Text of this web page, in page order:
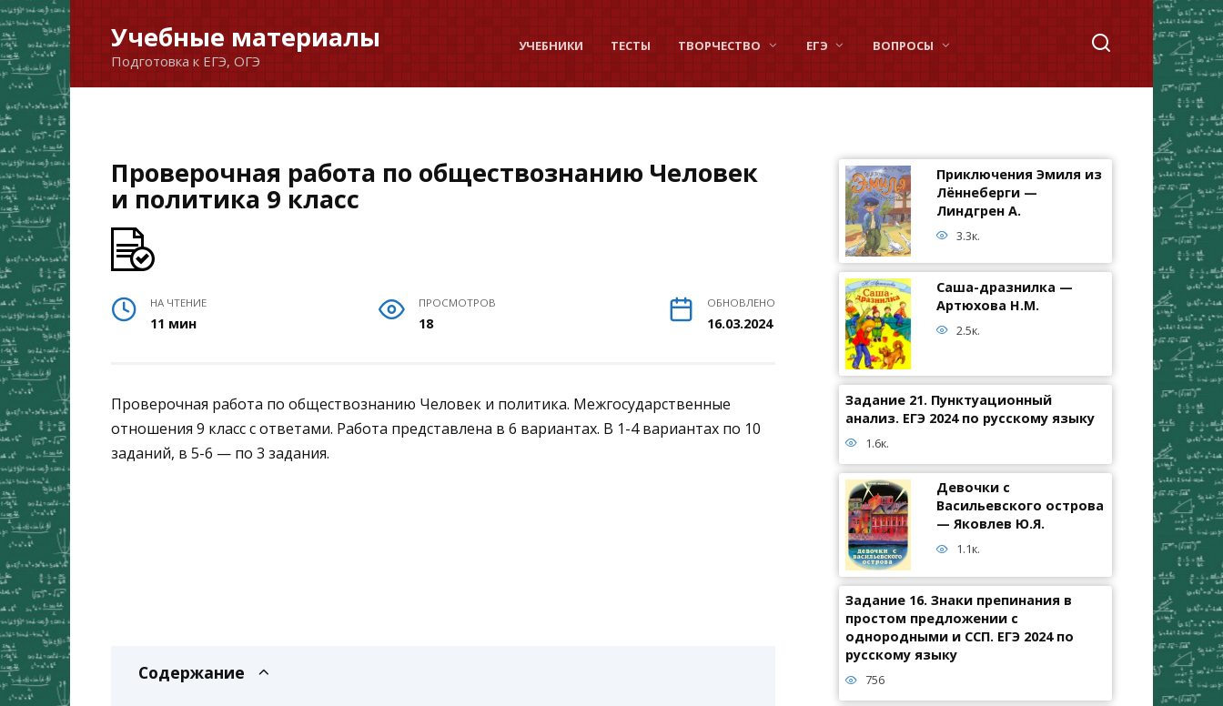
Перейти
к
содержанию
Учебные материалы
Подготовка к ЕГЭ, ОГЭ
УЧЕБНИКИ ТЕСТЫ ТВОРЧЕСТВО ЕГЭ ВОПРОСЫ
Проверочная работа по обществознанию Человек
и политика 9 класс
НА ЧТЕНИЕ
11 мин
ПРОСМОТРОВ
18
ОБНОВЛЕНО
16.03.2024
Проверочная работа по обществознанию Человек и политика. Межгосударственные
отношения 9 класс с ответами. Работа представлена в 6 вариантах. В 1-4 вариантах по 10
заданий, в 5-6 — по 3 задания.
Содержание
Приключения Эмиля из
Лённеберги —
Линдгрен А.
3.3к.
Саша-дразнилка —
Артюхова Н.М.
2.5к.
Задание 21. Пунктуационный
анализ. ЕГЭ 2024 по русскому языку
1.6к.
Девочки с
Васильевского острова
— Яковлев Ю.Я.
1.1к.
Задание 16. Знаки препинания в
простом предложении с
однородными и ССП. ЕГЭ 2024 по
русскому языку
756